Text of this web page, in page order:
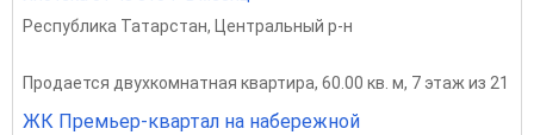
Республика Татарстан, Центральный р-н
Продается двухкомнатная квартира, 60.00 кв. м, 7 этаж из 21
ЖК Премьер-квартал на набережной